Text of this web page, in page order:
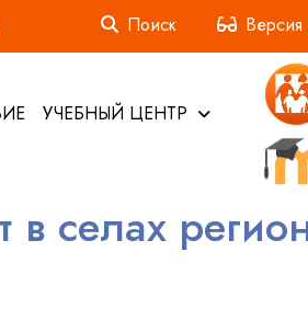
Поиск
УЧЕБНЫЙ ЦЕНТР
селах